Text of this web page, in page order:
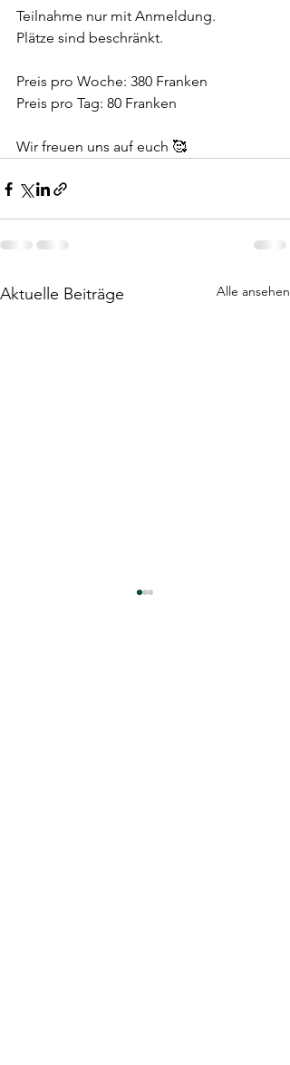
Teilnahme nur mit Anmeldung.
Plätze sind beschränkt.
Preis pro Woche: 380 Franken
Preis pro Tag: 80 Franken
Wir freuen uns auf euch 🥰
Aktuelle Beiträge Alle ansehen